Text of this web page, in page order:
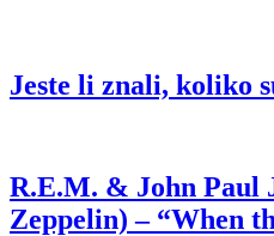
Jeste li znali, koliko
R.E.M. & John Paul
Zeppelin) – “When